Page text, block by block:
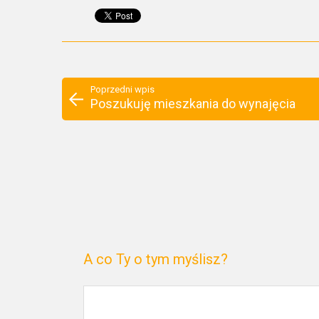
Poprzedni wpis
Poszukuję mieszkania do wynajęcia
A co Ty o tym myślisz?